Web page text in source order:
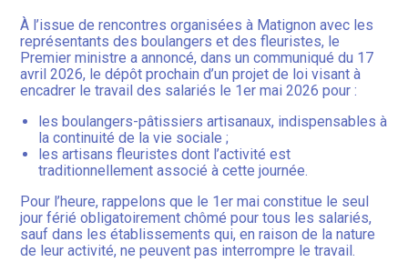
À l’issue de rencontres organisées à Matignon avec les
représentants des boulangers et des fleuristes, le
Premier ministre a annoncé, dans un communiqué du 17
avril 2026, le dépôt prochain d’un projet de loi visant à
encadrer le travail des salariés le 1er mai 2026 pour :
les boulangers-pâtissiers artisanaux, indispensables à
la continuité de la vie sociale ;
les artisans fleuristes dont l’activité est
traditionnellement associé à cette journée.
Pour l’heure, rappelons que le 1er mai constitue le seul
jour férié obligatoirement chômé pour tous les salariés,
sauf dans les établissements qui, en raison de la nature
de leur activité, ne peuvent pas interrompre le travail.